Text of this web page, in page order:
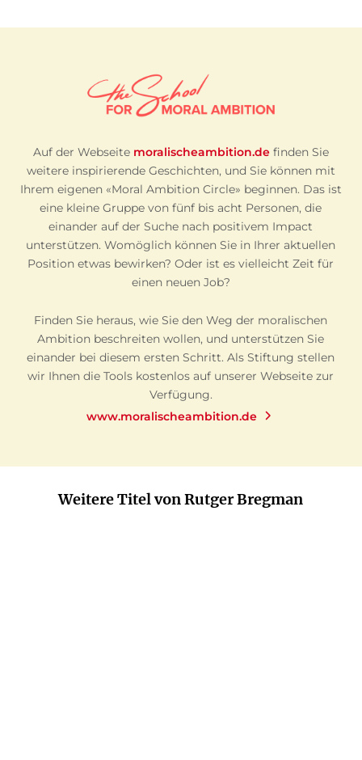
Auf der Webseite moralischeambition.definden Sie
weitere inspirierende Geschichten, und Sie können mit
Ihrem eigenen «Moral Ambition Circle» beginnen. Das ist
eine kleine Gruppe von fünf bis acht Personen, die
einander auf der Suche nach positivem Impact
unterstützen. Womöglich können Sie in Ihrer aktuellen
Position etwas bewirken? Oder ist es vielleicht Zeit für
einen neuen Job?
Finden Sie heraus, wie Sie den Weg der moralischen
Ambition beschreiten wollen, und unterstützen Sie
einander bei diesem ersten Schritt. Als Stiftung stellen
wir Ihnen die Tools kostenlos auf unserer Webseite zur
Verfügung.
www.moralischeambition.de
Weitere Titel von Rutger Bregman